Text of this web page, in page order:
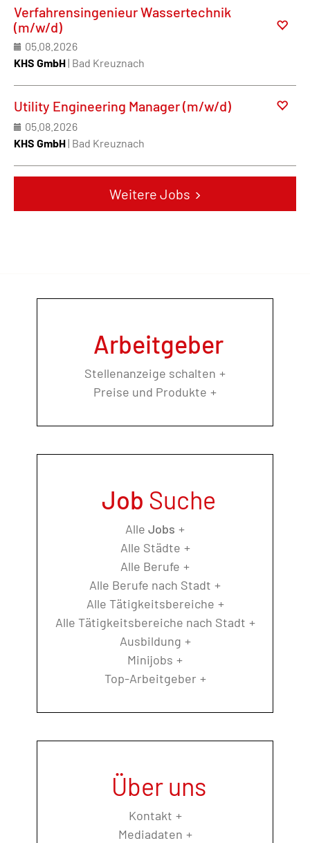
Verfahrensingenieur Wassertechnik
(m/w/d)
05.08.2026
KHS GmbH| Bad Kreuznach
Utility Engineering Manager (m/w/d)
05.08.2026
KHS GmbH| Bad Kreuznach
Weitere Jobs
Arbeitgeber
Stellenanzeige schalten
Preise und Produkte
Job Suche
Alle Jobs
Alle Städte
Alle Berufe
Alle Berufe nach Stadt
Alle Tätigkeitsbereiche
Alle Tätigkeitsbereiche nach Stadt
Ausbildung
Minijobs
Top-Arbeitgeber
Über uns
Kontakt
Mediadaten